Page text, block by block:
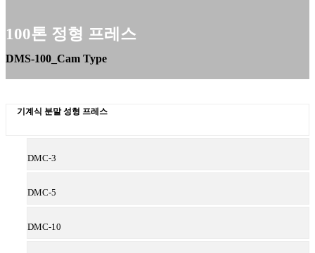
100톤 정형 프레스
DMS-100_Cam Type
기계식 분말 성형 프레스
DMC-3
DMC-5
DMC-10